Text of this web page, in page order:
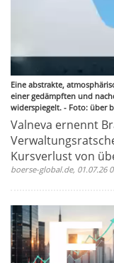
Eine abstrakte,
einer gedämpften und
widerspiegelt. - Foto: über
Valneva ernennt
Kursverlust von
boerse-global.de, 01.07.26